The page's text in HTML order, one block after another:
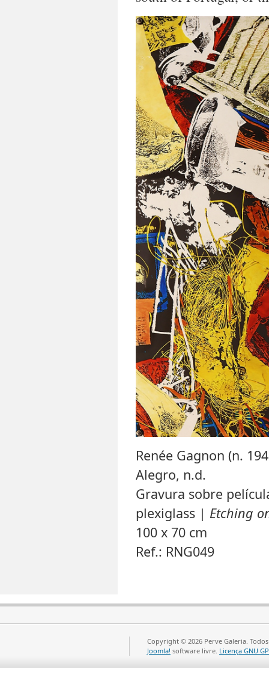
Renée Gagnon (n.
Alegro, n.d.
Gravura sobre
plexiglass | Etching
100 x 70 cm
Ref.: RNG049
Copyright © 2026 Perve Galeria.
Joomla! software livre. Licença GNU